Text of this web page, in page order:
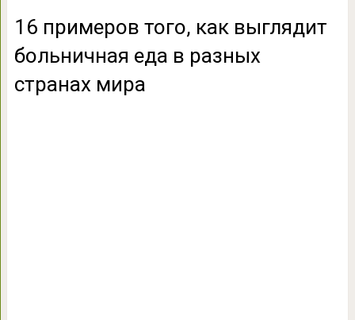
16 примеров того, как выглядит
больничная еда в разных
странах мира